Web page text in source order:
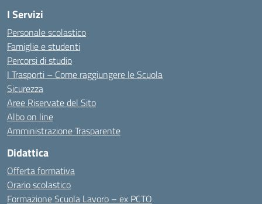
I Servizi
Personale scolastico
Famiglie e studenti
Percorsi di studio
I Trasporti – Come raggiungere le Scuola
Sicurezza
Aree Riservate del Sito
Albo on line
Amministrazione Trasparente
Didattica
Offerta formativa
Orario scolastico
Formazione Scuola Lavoro – ex PCTO